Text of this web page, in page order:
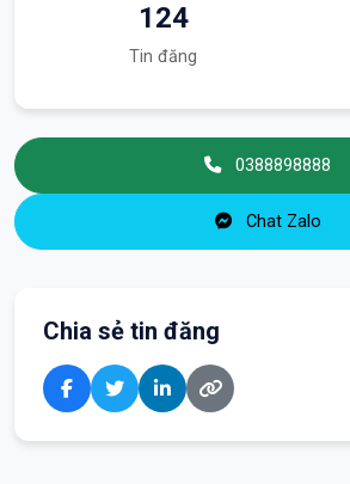
124
Tin đăng
0388898888
Chat Zalo
Chia sẻ tin đăng